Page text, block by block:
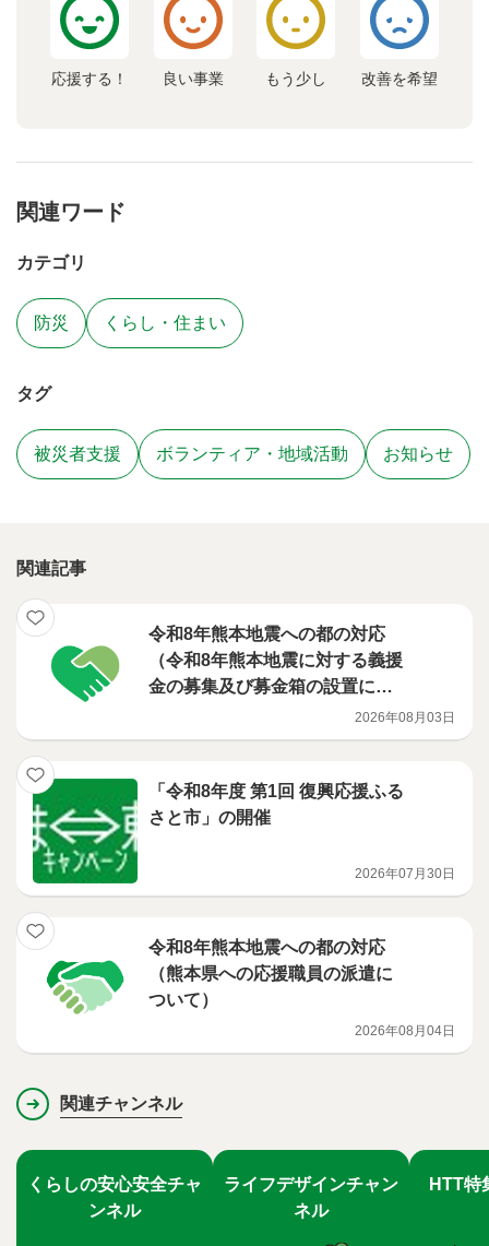
応援する！ 良い事業 もう少し 改善を希望
関連ワード
カテゴリ
防災 くらし・住まい
タグ
被災者支援 ボランティア・地域活動 お知らせ
関連記事
令和8年熊本地震への都の対応
（令和8年熊本地震に対する義援
金の募集及び募金箱の設置につ
2026年08月03日
「令和8年度 第1回 復興応援ふる
さと市」の開催
2026年07月30日
令和8年熊本地震への都の対応
（熊本県への応援職員の派遣に
ついて）
2026年08月04日
関連チャンネル